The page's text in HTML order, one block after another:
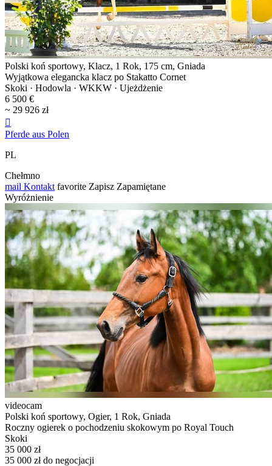
Polski koń sportowy, Klacz, 1 Rok, 175 cm, Gniada
Wyjątkowa elegancka klacz po Stakatto Cornet
Skoki · Hodowla · WKKW · Ujeżdżenie
6 500 €
~ 29 926 zł

Pferde aus Polen
PL
Chełmno
mail Kontakt favorite Zapisz Zapamiętane
Wyróżnienie
videocam
Polski koń sportowy, Ogier, 1 Rok, Gniada
Roczny ogierek o pochodzeniu skokowym po Royal Touch
Skoki
35 000 zł
35 000 zł do negocjacji